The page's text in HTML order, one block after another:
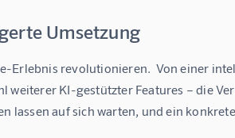
Umsetzung
Erlebnis revolutionieren.  Von einer
weiterer KI-gestützter Features – die
lassen auf sich warten, und ein